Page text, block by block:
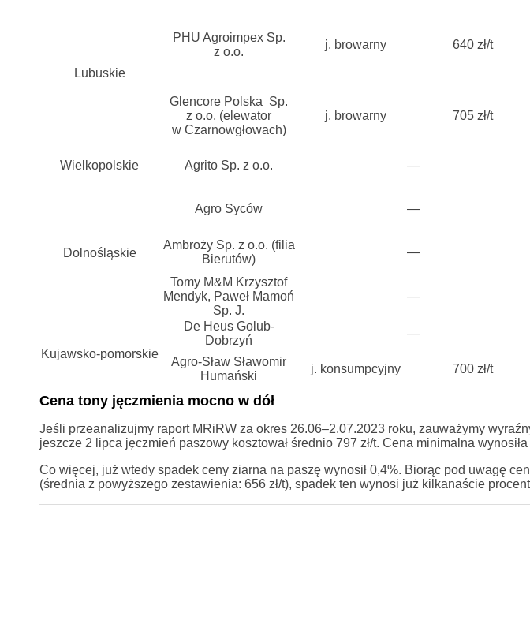
Lubuskie
PHU Agroimpex Sp.
z o.o.
j. browarny 640 zł/t
Glencore Polska Sp.
z o.o. (elewator
w Czarnowgłowach)
j. browarny 705 zł/t
Wielkopolskie Agrito Sp. z o.o. —
Dolnośląskie
Agro Syców —
Ambroży Sp. z o.o. (filia
Bierutów)
—
Tomy M&M Krzysztof
Mendyk, Paweł Mamoń
Sp. J.
—
Kujawsko-pomorskie
De Heus Golub-
Dobrzyń
—
Agro-Sław Sławomir
Humański
j. konsumpcyjny 700 zł/t
Cena tony jęczmienia mocno w dół
Jeśli przeanalizujmy raport MRiRW za okres 26.06–2.07.2023 roku, zauważymy
jeszcze 2 lipca jęczmień paszowy kosztował średnio 797 zł/t. Cena minimalna
Co więcej, już wtedy spadek ceny ziarna na paszę wynosił 0,4%. Biorąc pod uwagę
(średnia z powyższego zestawienia: 656 zł/t), spadek ten wynosi już kilkanaście